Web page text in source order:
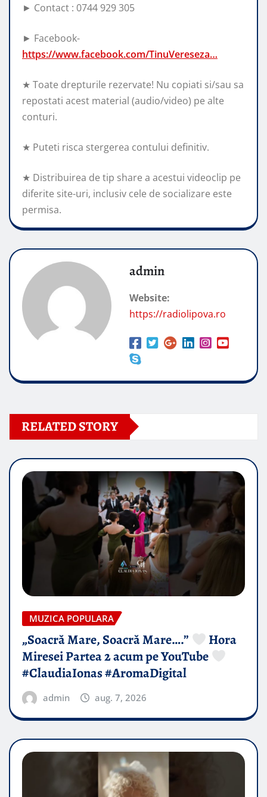
► Contact : 0744 929 305
► Facebook-
https://www.facebook.com/TinuVereseza…
★ Toate drepturile rezervate! Nu copiati si/sau sa
repostati acest material (audio/video) pe alte
conturi.
★ Puteti risca stergerea contului definitiv.
★ Distribuirea de tip share a acestui videoclip pe
diferite site-uri, inclusiv cele de socializare este
permisa.
admin
Website:
https://radiolipova.ro
RELATED STORY
MUZICA POPULARA
„Soacră Mare, Soacră Mare….”
Hora
Miresei Partea 2 acum pe YouTube
#ClaudiaIonas #AromaDigital
admin aug. 7, 2026